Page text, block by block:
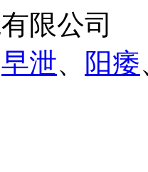
限公司
早泄、 阳痿